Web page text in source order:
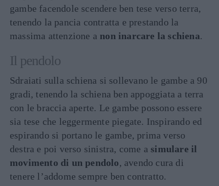
gambe facendole scendere ben tese verso terra,
tenendo la pancia contratta e prestando la
massima attenzione a non inarcare la schiena.
Il pendolo
Sdraiati sulla schiena si sollevano le gambe a 90
gradi, tenendo la schiena ben appoggiata a terra
con le braccia aperte. Le gambe possono essere
sia tese che leggermente piegate. Inspirando ed
espirando si portano le gambe, prima verso
destra e poi verso sinistra, come a simulare il
movimento di un pendolo, avendo cura di
tenere l’addome sempre ben contratto.